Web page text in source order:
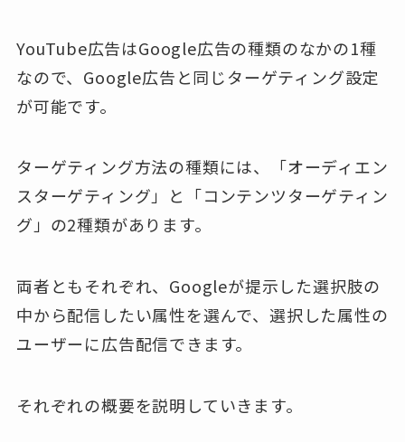
YouTube広告はGoogle広告の種類のなかの1種
なので、Google広告と同じターゲティング設定
が可能です。
ターゲティング方法の種類には、「オーディエン
スターゲティング」と「コンテンツターゲティン
グ」の2種類があります。
両者ともそれぞれ、Googleが提示した選択肢の
中から配信したい属性を選んで、選択した属性の
ユーザーに広告配信できます。
それぞれの概要を説明していきます。